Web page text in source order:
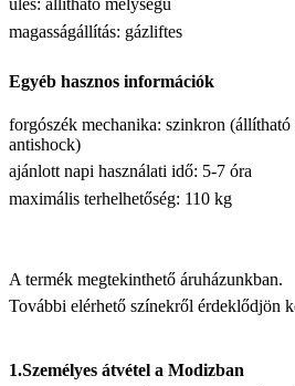
ülés: állítható mélységű
magasságállítás: gázliftes
Egyéb hasznos információk
forgószék mechanika: szinkron (állítható
antishock)
ajánlott napi használati idő: 5-7 óra
maximális terhelhetőség: 110 kg
A termék megtekinthető áruházunkban.
További elérhető színekről érdeklődjön
1.Személyes átvétel a Modizban